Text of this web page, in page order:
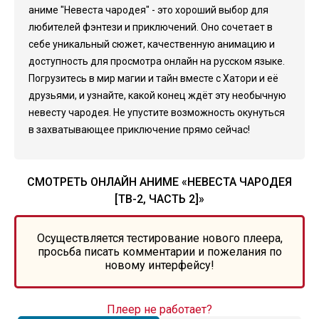
аниме "Невеста чародея" - это хороший выбор для
любителей фэнтези и приключений. Оно сочетает в
себе уникальный сюжет, качественную анимацию и
доступность для просмотра онлайн на русском языке.
Погрузитесь в мир магии и тайн вместе с Хатори и её
друзьями, и узнайте, какой конец ждёт эту необычную
невесту чародея. Не упустите возможность окунуться
в захватывающее приключение прямо сейчас!
СМОТРЕТЬ ОНЛАЙН АНИМЕ «НЕВЕСТА ЧАРОДЕЯ
[ТВ-2, ЧАСТЬ 2]»
Осуществляется тестирование нового плеера,
просьба писать комментарии и пожелания по
новому интерфейсу!
Плеер не работает?